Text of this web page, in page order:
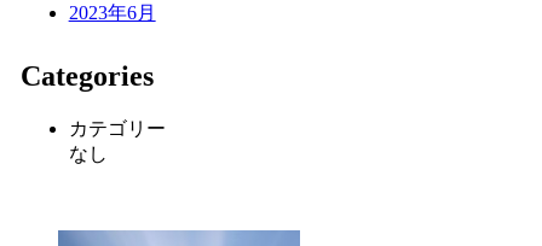
2023年6月
Categories
カテゴリー
なし